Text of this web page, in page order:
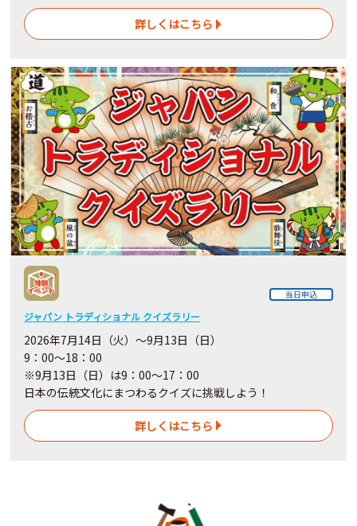
詳しくはこちら
当日申込
ジャパン トラディショナル クイズラリー
2026年7月14日（火）～9月13日（日）
9：00～18：00
※9月13日（日）は9：00～17：00
日本の伝統文化にまつわるクイズに挑戦しよう！
詳しくはこちら